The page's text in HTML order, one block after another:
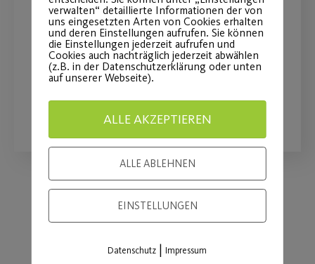
Sportpark Ebensee
Gemeinsame Aktion für die Umwelt
Load More
verwalten“ detaillierte Informationen der von
uns eingesetzten Arten von Cookies erhalten
und deren Einstellungen aufrufen. Sie können
die Einstellungen jederzeit aufrufen und
Cookies auch nachträglich jederzeit abwählen
(z.B. in der Datenschutzerklärung oder unten
auf unserer Webseite).
ALLE AKZEPTIEREN
ALLE ABLEHNEN
EINSTELLUNGEN
Datenschutz |Impressum